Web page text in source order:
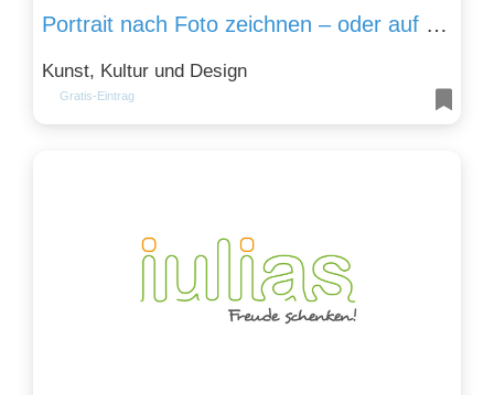
Portrait nach Foto zeichnen – oder auf Stein malen als Gartendeko oder Grabschmuck von Kunst meiner Seele
Kunst, Kultur und Design
Gratis-Eintrag